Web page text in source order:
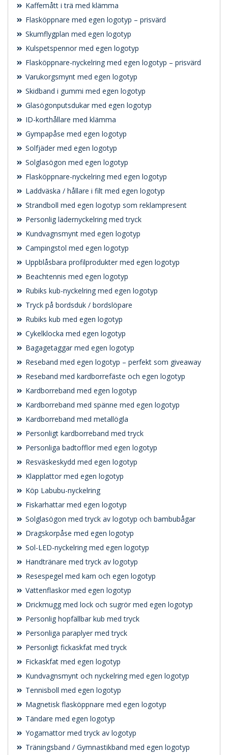
Kaffemått i trä med klämma
Flasköppnare med egen logotyp – prisvärd
Skumflygplan med egen logotyp
Kulspetspennor med egen logotyp
Flasköppnare-nyckelring med egen logotyp – prisvärd
Varukorgsmynt med egen logotyp
Skidband i gummi med egen logotyp
Glasögonputsdukar med egen logotyp
ID-korthållare med klämma
Gympapåse med egen logotyp
Solfjäder med egen logotyp
Solglasögon med egen logotyp
Flasköppnare-nyckelring med egen logotyp
Laddväska / hållare i filt med egen logotyp
Strandboll med egen logotyp som reklampresent
Personlig lädernyckelring med tryck
Kundvagnsmynt med egen logotyp
Campingstol med egen logotyp
Uppblåsbara profilprodukter med egen logotyp
Beachtennis med egen logotyp
Rubiks kub-nyckelring med egen logotyp
Tryck på bordsduk / bordslöpare
Rubiks kub med egen logotyp
Cykelklocka med egen logotyp
Bagagetaggar med egen logotyp
Reseband med egen logotyp – perfekt som giveaway
Reseband med kardborrefäste och egen logotyp
Kardborreband med egen logotyp
Kardborreband med spänne med egen logotyp
Kardborreband med metallögla
Personligt kardborreband med tryck
Personliga badtofflor med egen logotyp
Resväskeskydd med egen logotyp
Klapplattor med egen logotyp
Köp Labubu-nyckelring
Fiskarhattar med egen logotyp
Solglasögon med tryck av logotyp och bambubågar
Dragskorpåse med egen logotyp
Sol-LED-nyckelring med egen logotyp
Handtränare med tryck av logotyp
Resespegel med kam och egen logotyp
Vattenflaskor med egen logotyp
Drickmugg med lock och sugrör med egen logotyp
Personlig hopfällbar kub med tryck
Personliga paraplyer med tryck
Personligt fickaskfat med tryck
Fickaskfat med egen logotyp
Kundvagnsmynt och nyckelring med egen logotyp
Tennisboll med egen logotyp
Magnetisk flasköppnare med egen logotyp
Tändare med egen logotyp
Yogamattor med tryck av logotyp
Träningsband / Gymnastikband med egen logotyp